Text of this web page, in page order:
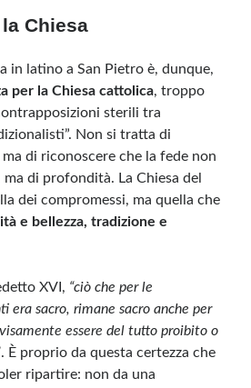
Chiesa
in latino a San Pietro è, dunque,
per la Chiesa cattolica, troppo
sterili tra
Non si tratta di
di riconoscere che la fede non
di profondità. La Chiesa del
dei compromessi, ma quella che
e bellezza, tradizione e
XVI, “ciò che per le
era sacro, rimane sacro anche per
essere del tutto proibito o
. È proprio da questa certezza che
ripartire: non da una